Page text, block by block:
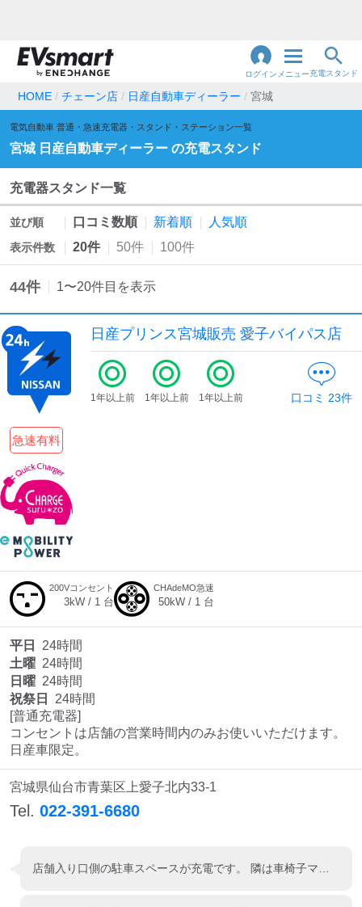
ログイン メニュー充電スタンド
地名・観光スポット・住所
充電器の種類
急速充電器のみ表示
認証システム
EV充電エネチェンジ e-Mobility Power
三菱ディーラーを表示
トヨタディーラーを表
示
充電器の出力
車種
検索する
HOME チェーン店 日産自動車ディーラー 宮城
電気自動車 普通・急速充電器・スタンド・ステーション一覧
宮城 日産自動車ディーラー の充電スタンド
充電器スタンド一覧
並び順 口コミ数順 新着順 人気順
表示件数 20件 50件 100件
44件 1〜20件目を表示
日産プリンス宮城販売 愛子バイパス店
急速有料
1年以上前 1年以上前 1年以上前 口コミ 23件
200Vコンセント
3kW / 1 台
CHAdeMO急速
50kW / 1 台
平日
24時間
土曜 24時間
日曜 24時間
祝祭日
24時間
[普通充電器]
コンセントは店舗の営業時間内のみお使いいただけます。
日産車限定。
宮城県仙台市青葉区上愛子北内33-1
Tel. 022-391-6680
店舗入り口側の駐車スペースが充電です。 隣は車椅子マークがあります。 リーフだと入庫は楽なのですが、出庫の際に注意が必要です。